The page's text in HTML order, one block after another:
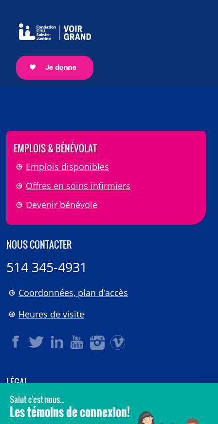
EMPLOIS & BÉNÉVOLAT
Emplois disponibles
Offres en soins infirmiers
Devenir bénévole
NOUS CONTACTER
514 345-4931
Coordonnées, plan d’accès
Heures de visite
LÉGAL
© 2006-2026CHU Sainte-Justine.
Tous droits réservés.